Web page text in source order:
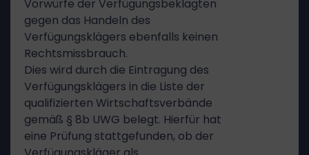
Vorwürfe der Verfügungsbeklagten
gegen das Handeln des
Verfügungsklägers ebenfalls keinen
Rechtsmissbrauch.
Dies wird durch die Eintragung des
Verfügungsklägers in die Liste der
qualifizierten Wirtschaftsverbände
gemäß § 8b UWG belegt. Hierfür hat
eine Prüfung stattgefunden, ob der